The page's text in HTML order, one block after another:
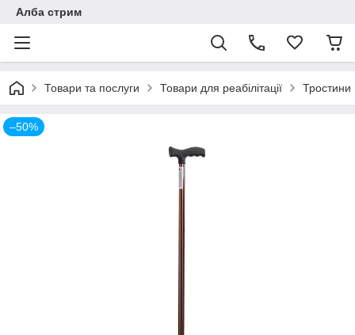
Алба стрим
Товари та послуги Товари для реабілітації Тростини
–50%